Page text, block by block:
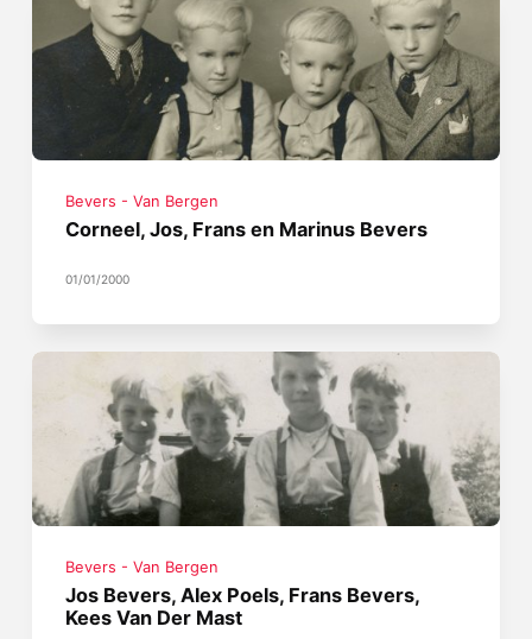
Bevers - Van Bergen
Corneel, Jos, Frans en Marinus Bevers
01/01/2000
Bevers - Van Bergen
Jos Bevers, Alex Poels, Frans Bevers,
Kees Van Der Mast